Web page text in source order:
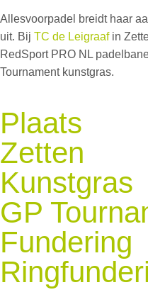
Allesvoorpadel breidt haar
uit. Bij TC de Leigraafin
RedSport PRO NL
Tournament kunstgras.
Plaats
Zetten
Kunstgras
GP
Fundering